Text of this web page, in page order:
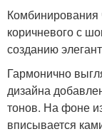
Комбинирования
коричневого с
созданию
Гармонично
дизайна
тонов. На фоне
вписывается